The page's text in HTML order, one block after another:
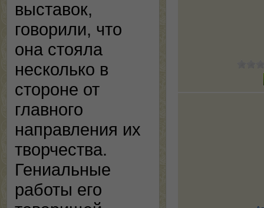
выставок,
говорили, что
она стояла
несколько в
стороне от
главного
направления их
творчества.
Гениальные
работы его